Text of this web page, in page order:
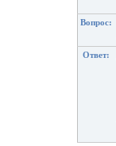
Вопрос:
Ответ: